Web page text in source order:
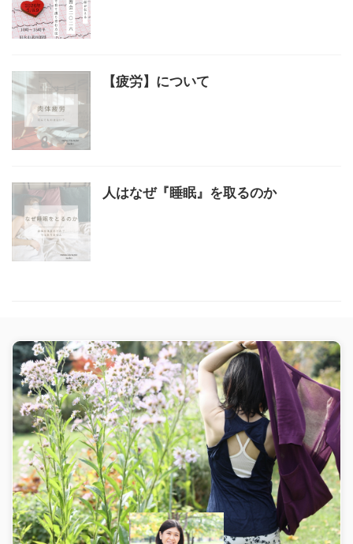
【疲労】について
人はなぜ『睡眠』を取るのか